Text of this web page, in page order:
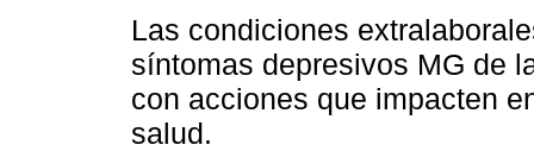
Las condiciones
síntomas depresivos MG de
con acciones que impacten
salud.